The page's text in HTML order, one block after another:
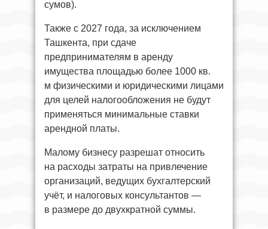
сумов).
Также с 2027 года, за исключением
Ташкента, при сдаче
предпринимателям в аренду
имущества площадью более 1000 кв.
м физическими и юридическими лицами
для целей налогообложения не будут
применяться минимальные ставки
арендной платы.
Малому бизнесу разрешат относить
на расходы затраты на привлечение
организаций, ведущих бухгалтерский
учёт, и налоговых консультантов —
в размере до двухкратной суммы.